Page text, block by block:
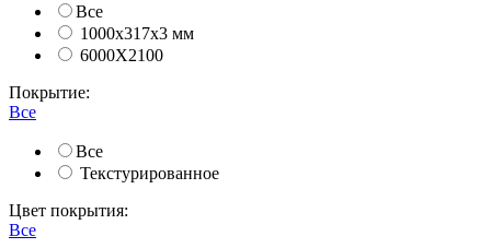
Все
1000х317х3 мм
6000Х2100
Покрытие:
Все
Все
Текстурированное
Цвет покрытия:
Все